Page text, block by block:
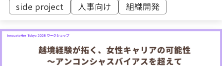
side project 人事向け 組織開発